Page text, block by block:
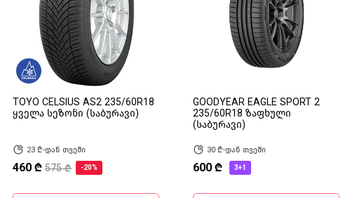
TOYO CELSIUS AS2 235/60R18
ყველა სეზონი (საბურავი)
23 ₾-დან თვეში
460 ₾ 575 ₾ -20%
GOODYEAR EAGLE SPORT 2
235/60R18 ზაფხული
(საბურავი)
30 ₾-დან თვეში
600 ₾ 3+1